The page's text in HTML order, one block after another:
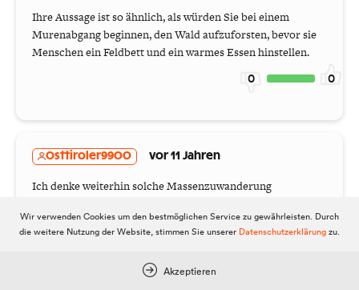
Ihre Aussage ist so ähnlich, als würden Sie bei einem
Murenabgang beginnen, den Wald aufzuforsten, bevor sie
Menschen ein Feldbett und ein warmes Essen hinstellen.
0 0
Osttiroler9900 vor 11 Jahren
Ich denke weiterhin solche Massenzuwanderung
die Österreicher zu denken! 80% der Flüchtlinge sind
junge Männer, warum zeigen die Medien immer nur
Berichte über die andere Seite? Die EU ist in dieser Frage
Wir verwenden Cookies um den bestmöglichen Service zu gewährleisten. Durch
die weitere Nutzung der Website, stimmen Sie unserer Datenschutzerklärungzu.
Akzeptieren